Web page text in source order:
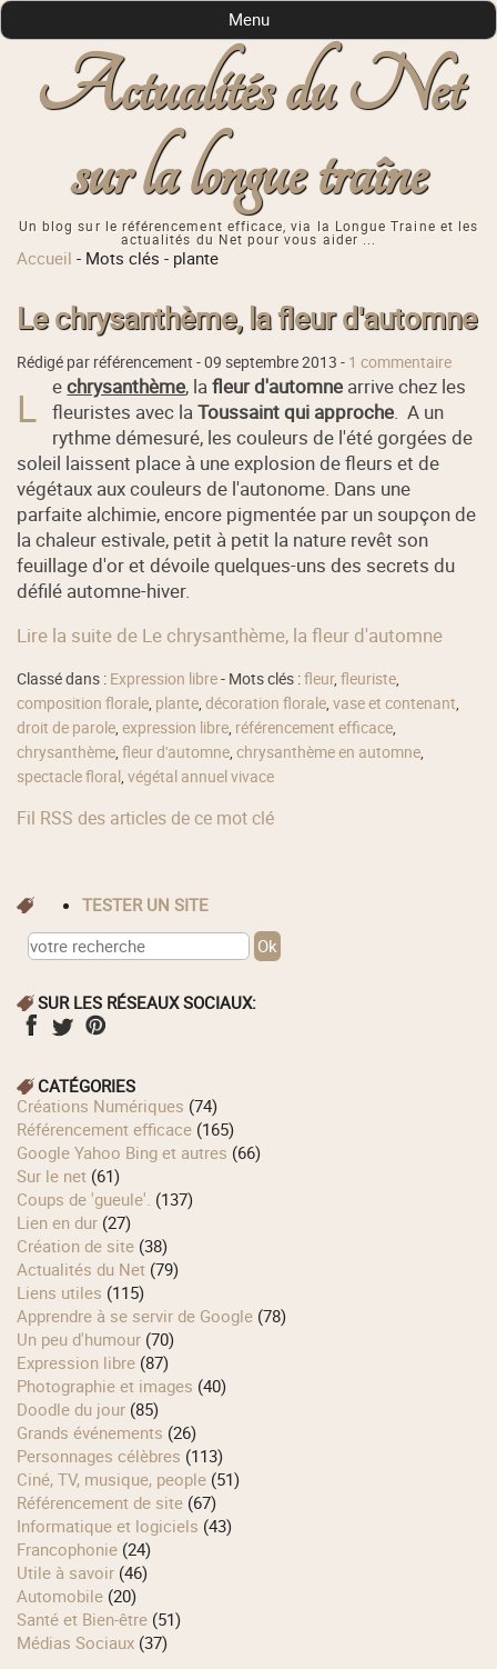
Actualités du Net
sur la longue traîne
Un blog sur le référencement efficace, via la Longue Traine et les
actualités du Net pour vous aider ...
Menu
Accueil - Mots clés - plante
Le chrysanthème, la fleur d'automne
Rédigé par référencement -09 septembre 2013 - 1 commentaire
L echrysanthème, lafleur d'automne arrive chez les
fleuristes avec laToussaint qui approche. A un
rythme démesuré, les couleurs de l'été gorgées de
soleil laissent place à une explosion de fleurs et de
végétaux aux couleurs de l'autonome. Dans une
parfaite alchimie, encore pigmentée par un soupçon de
la chaleur estivale, petit à petit la nature revêt son
feuillage d'or et dévoile quelques-uns des secrets du
défilé automne-hiver.
Lire la suite de Le chrysanthème, la fleur d'automne
Classé dans : Expression libre- Mots clés :fleur,fleuriste,
composition florale, plante,décoration florale,vase et contenant,
droit de parole,expression libre, référencement efficace,
chrysanthème,fleur d'automne,chrysanthème en automne,
spectacle floral ,végétal annuel vivace
Fil RSS des articles de ce mot clé
TESTER UN SITE
SUR LES RÉSEAUX SOCIAUX:
CATÉGORIES
Créations Numériques (74)
Référencement efficace (165)
Google Yahoo Bing et autres (66)
Sur le net (61)
Coups de 'gueule'. (137)
Lien en dur (27)
Création de site (38)
Actualités du Net (79)
Liens utiles (115)
Apprendre à se servir de Google (78)
Un peu d'humour (70)
Expression libre (87)
Photographie et images (40)
Doodle du jour (85)
Grands événements (26)
Personnages célèbres (113)
Ciné, TV, musique, people (51)
Référencement de site (67)
Informatique et logiciels (43)
Francophonie (24)
Utile à savoir (46)
Automobile (20)
Santé et Bien-être (51)
Médias Sociaux (37)